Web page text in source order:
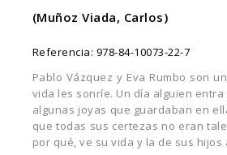
(Muñoz Viada, Carlos)
Referencia: 978-84-10073-22-7
Pablo Vázquez y Eva Rumbo son
vida les sonríe. Un día alguien
algunas joyas que guardaban en
que todas sus certezas no eran
por qué, ve su vida y la de sus hijos